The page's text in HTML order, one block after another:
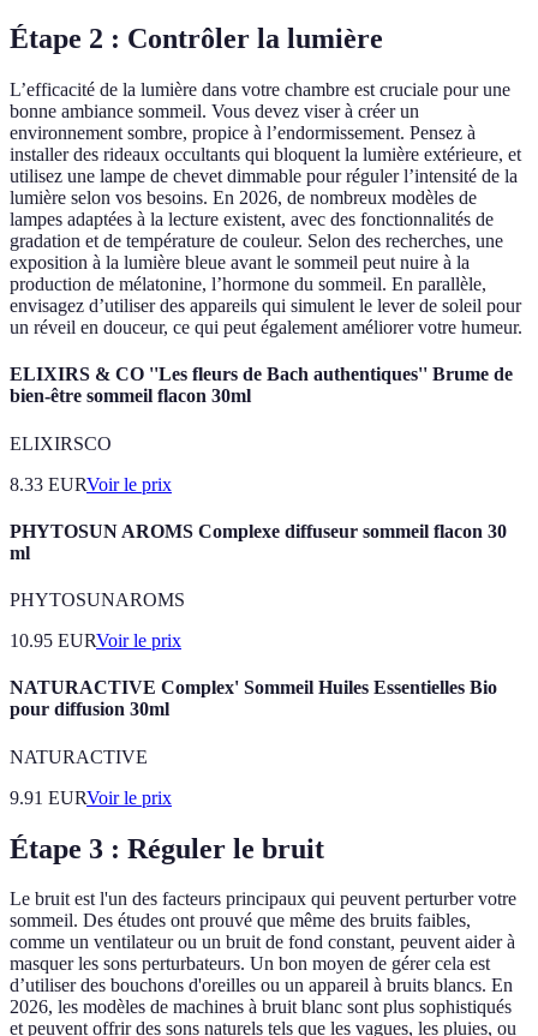
Étape 2 : Contrôler la lumière
L’efficacité de la lumière dans votre chambre est cruciale pour une
bonne ambiance sommeil. Vous devez viser à créer un
environnement sombre, propice à l’endormissement. Pensez à
installer des rideaux occultants qui bloquent la lumière extérieure, et
utilisez une lampe de chevet dimmable pour réguler l’intensité de la
lumière selon vos besoins. En 2026, de nombreux modèles de
lampes adaptées à la lecture existent, avec des fonctionnalités de
gradation et de température de couleur. Selon des recherches, une
exposition à la lumière bleue avant le sommeil peut nuire à la
production de mélatonine, l’hormone du sommeil. En parallèle,
envisagez d’utiliser des appareils qui simulent le lever de soleil pour
un réveil en douceur, ce qui peut également améliorer votre humeur.
ELIXIRS & CO ''Les fleurs de Bach authentiques'' Brume de
bien-être sommeil flacon 30ml
ELIXIRSCO
8.33 EURVoir le prix
PHYTOSUN AROMS Complexe diffuseur sommeil flacon 30
ml
PHYTOSUNAROMS
10.95 EURVoir le prix
NATURACTIVE Complex' Sommeil Huiles Essentielles Bio
pour diffusion 30ml
NATURACTIVE
9.91 EURVoir le prix
Étape 3 : Réguler le bruit
Le bruit est l'un des facteurs principaux qui peuvent perturber votre
sommeil. Des études ont prouvé que même des bruits faibles,
comme un ventilateur ou un bruit de fond constant, peuvent aider à
masquer les sons perturbateurs. Un bon moyen de gérer cela est
d’utiliser des bouchons d'oreilles ou un appareil à bruits blancs. En
2026, les modèles de machines à bruit blanc sont plus sophistiqués
et peuvent offrir des sons naturels tels que les vagues, les pluies, ou